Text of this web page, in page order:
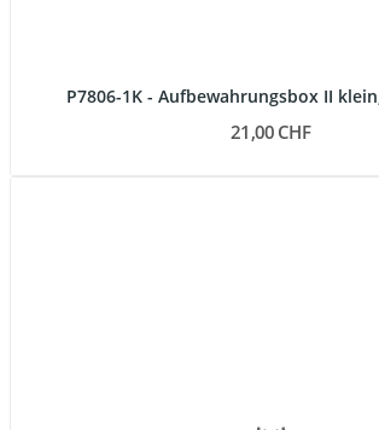
P7806-1K - Aufbewahrungsbox II
21,00 CHF